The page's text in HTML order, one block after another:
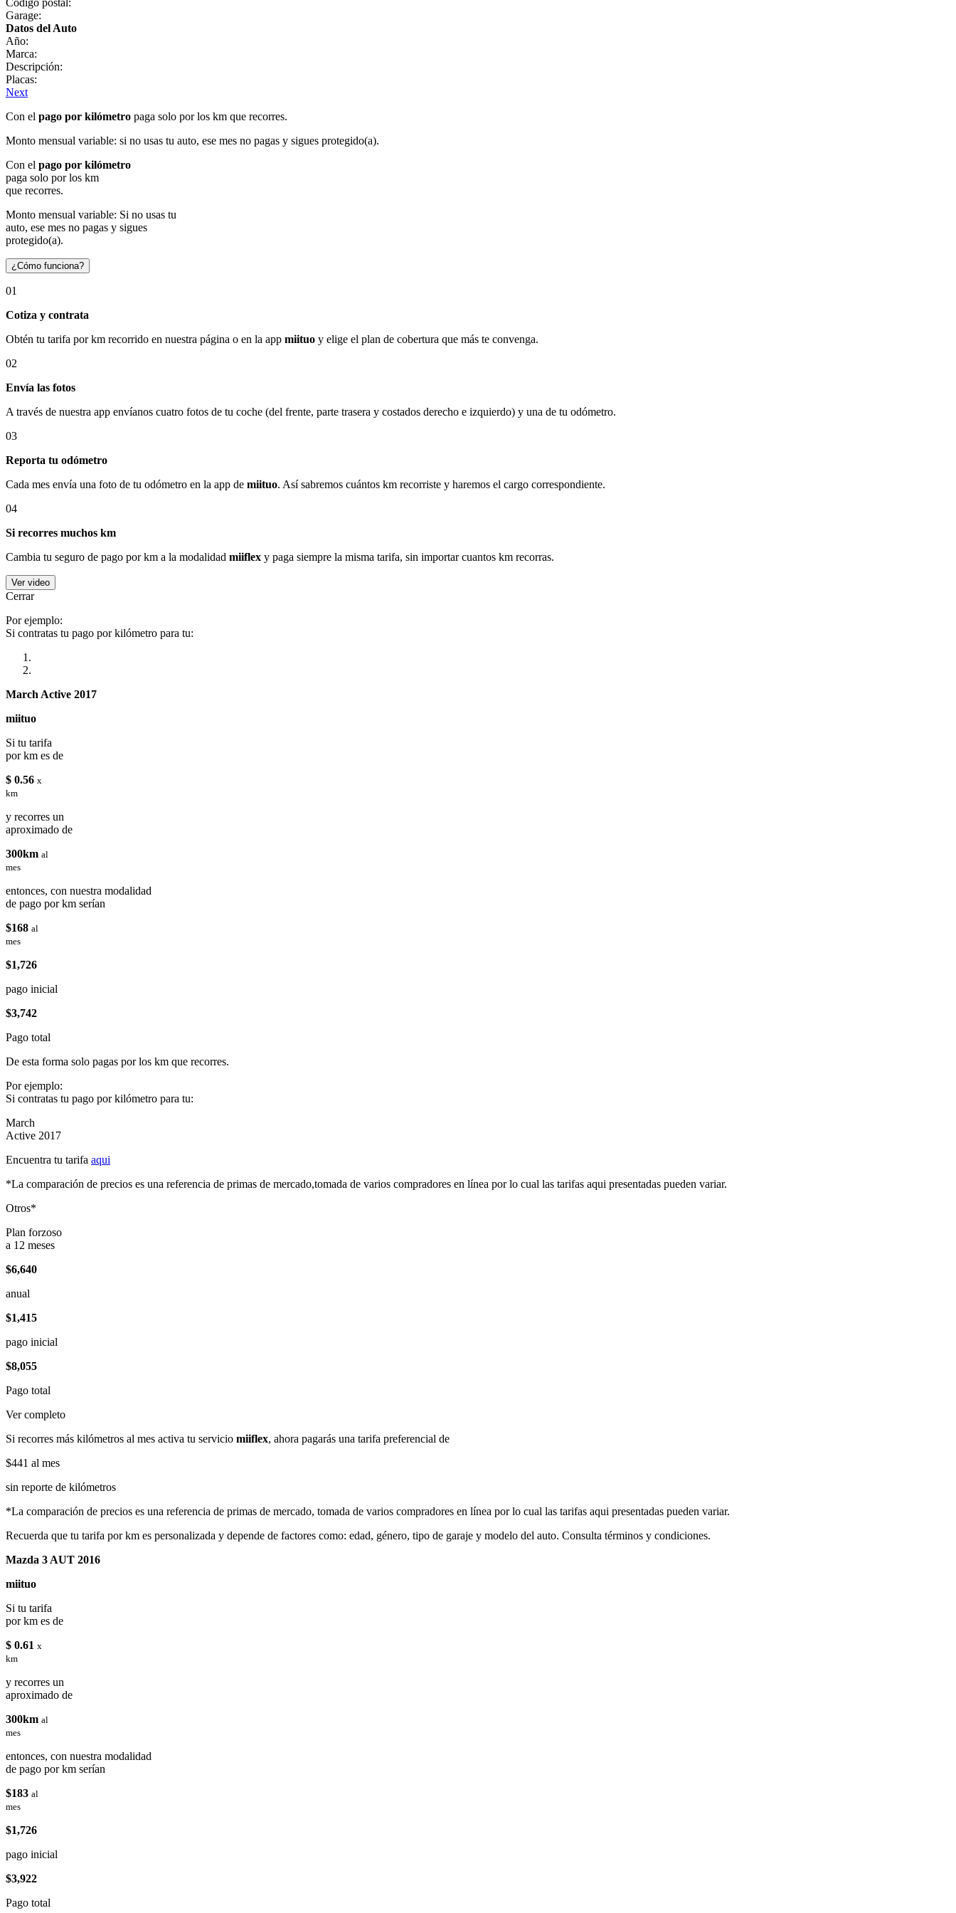
Garage:
Datos del Auto
Año:
Marca:
Descripción:
Placas:
Next
Con el pago por kilómetro paga solo por los km que recorres.
Monto mensual variable: si no usas tu auto, ese mes no pagas y sigues protegido(a).
Con el pago por kilómetro
paga solo por los km
que recorres.
Monto mensual variable: Si no usas tu
auto, ese mes no pagas y sigues
protegido(a).
¿Cómo funciona?
01
Cotiza y contrata
Obtén tu tarifa por km recorrido en nuestra página o en la app miituo y elige el plan de cobertura que más te convenga.
02
Envía las fotos
A través de nuestra app envíanos cuatro fotos de tu coche (del frente, parte trasera y costados derecho e izquierdo) y una de tu odómetro.
03
Reporta tu odómetro
Cada mes envía una foto de tu odómetro en la app de miituo. Así sabremos cuántos km recorriste y haremos el cargo correspondiente.
04
Si recorres muchos km
Cambia tu seguro de pago por km a la modalidad miiflex y paga siempre la misma tarifa, sin importar cuantos km recorras.
Ver video
Cerrar
Por ejemplo:
Si contratas tu pago por kilómetro para tu:
March Active 2017
miituo
Si tu tarifa
por km es de
$ 0.56 x
km
y recorres un
aproximado de
300km al
mes
entonces, con nuestra modalidad
de pago por km serían
$168 al
mes
$1,726
pago inicial
$3,742
Pago total
De esta forma solo pagas por los km que recorres.
Por ejemplo:
Si contratas tu pago por kilómetro para tu:
March
Active 2017
Encuentra tu tarifa aqui
*La comparación de precios es una referencia de primas de mercado,tomada de varios compradores en línea por lo cual las tarifas aqui presentadas pueden variar.
Otros*
Plan forzoso
a 12 meses
$6,640
anual
$1,415
pago inicial
$8,055
Pago total
Ver completo
Si recorres más kilómetros al mes activa tu servicio miiflex, ahora pagarás una tarifa preferencial de
$441 al mes
sin reporte de kilómetros
*La comparación de precios es una referencia de primas de mercado, tomada de varios compradores en línea por lo cual las tarifas aqui presentadas pueden variar.
Recuerda que tu tarifa por km es personalizada y depende de factores como: edad, género, tipo de garaje y modelo del auto. Consulta términos y condiciones.
Mazda 3 AUT 2016
miituo
Si tu tarifa
por km es de
$ 0.61 x
km
y recorres un
aproximado de
300km al
mes
entonces, con nuestra modalidad
de pago por km serían
$183 al
mes
$1,726
pago inicial
$3,922
Pago total